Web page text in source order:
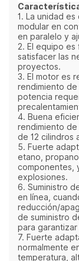
1. La unidad
modular en
en paralelo y
2. El equipo
satisfacer las
proyectos.
3. El motor es
rendimiento
potencia
4. Buena
rendimiento
de 12 cilindros
5. Fuerte
etano,
componentes,
explosiones.
6. Suministro
en línea,
reducción/
de suministro
para
7. Fuerte
normalmente
temperatura,